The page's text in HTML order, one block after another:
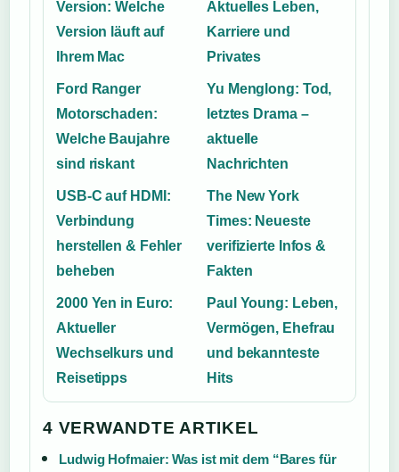
Version: Welche
Version läuft auf
Ihrem Mac
Aktuelles Leben,
Karriere und
Privates
Ford Ranger
Motorschaden:
Welche Baujahre
sind riskant
Yu Menglong: Tod,
letztes Drama –
aktuelle
Nachrichten
USB-C auf HDMI:
Verbindung
herstellen & Fehler
beheben
The New York
Times: Neueste
verifizierte Infos &
Fakten
2000 Yen in Euro:
Aktueller
Wechselkurs und
Reisetipps
Paul Young: Leben,
Vermögen, Ehefrau
und bekannteste
Hits
4 VERWANDTE ARTIKEL
Ludwig Hofmaier: Was ist mit dem “Bares für